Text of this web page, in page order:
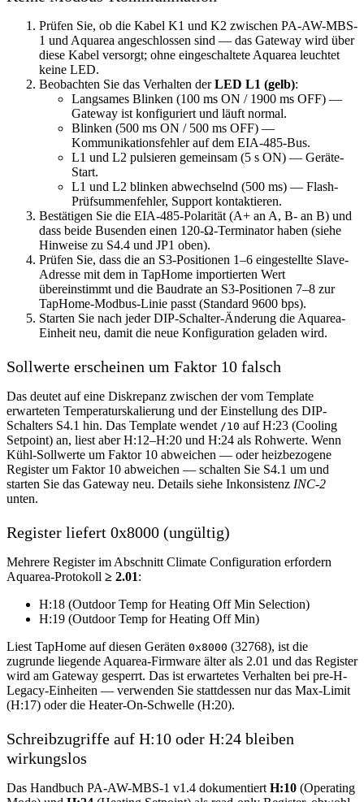
Prüfen Sie, ob die Kabel K1 und K2 zwischen PA-AW-MBS-
1 und Aquarea angeschlossen sind — das Gateway wird über
diese Kabel versorgt; ohne eingeschaltete Aquarea leuchtet
keine LED.
Beobachten Sie das Verhalten derLED L1 (gelb):
Langsames Blinken (100 ms ON / 1900 ms OFF) —
Gateway ist konfiguriert und läuft normal.
Blinken (500 ms ON / 500 ms OFF) —
Kommunikationsfehler auf dem EIA-485-Bus.
L1 und L2 pulsieren gemeinsam (5 s ON) — Geräte-
Start.
L1 und L2 blinken abwechselnd (500 ms) — Flash-
Prüfsummenfehler, Support kontaktieren.
Bestätigen Sie die EIA-485-Polarität (A+ an A, B- an B) und
dass beide Busenden einen 120-Ω-Terminator haben (siehe
Hinweise zu S4.4 und JP1 oben).
Prüfen Sie, dass die an S3-Positionen 1–6 eingestellte Slave-
Adresse mit dem in TapHome importierten Wert
übereinstimmt und die Baudrate an S3-Positionen 7–8 zur
TapHome-Modbus-Linie passt (Standard 9600 bps).
Starten Sie nach jeder DIP-Schalter-Änderung die Aquarea-
Einheit neu, damit die neue Konfiguration geladen wird.
Sollwerte erscheinen um Faktor 10 falsch
Das deutet auf eine Diskrepanz zwischen der vom Template
erwarteten Temperaturskalierung und der Einstellung des DIP-
Schalters S4.1 hin. Das Template wendet /10 auf H:23 (Cooling
Setpoint) an, liest aber H:12–H:20 und H:24 als Rohwerte. Wenn
Kühl-Sollwerte um Faktor 10 abweichen — oder heizbezogene
Register um Faktor 10 abweichen — schalten Sie S4.1 um und
starten Sie das Gateway neu. Details siehe Inkonsistenz INC-2
unten.
Register liefert 0x8000 (ungültig)
Mehrere Register im Abschnitt Climate Configuration erfordern
Aquarea-Protokoll ≥ 2.01:
H:18 (Outdoor Temp for Heating Off Min Selection)
H:19 (Outdoor Temp for Heating Off Min)
Liest TapHome auf diesen Geräten 0x8000 (32768), ist die
zugrunde liegende Aquarea-Firmware älter als 2.01 und das Register
wird am Gateway gesperrt. Das ist erwartetes Verhalten bei pre-H-
Legacy-Einheiten — verwenden Sie stattdessen nur das Max-Limit
(H:17) oder die Heater-On-Schwelle (H:20).
Schreibzugriffe auf H:10 oder H:24 bleiben
wirkungslos
Das Handbuch PA-AW-MBS-1 v1.4 dokumentiert H:10 (Operating